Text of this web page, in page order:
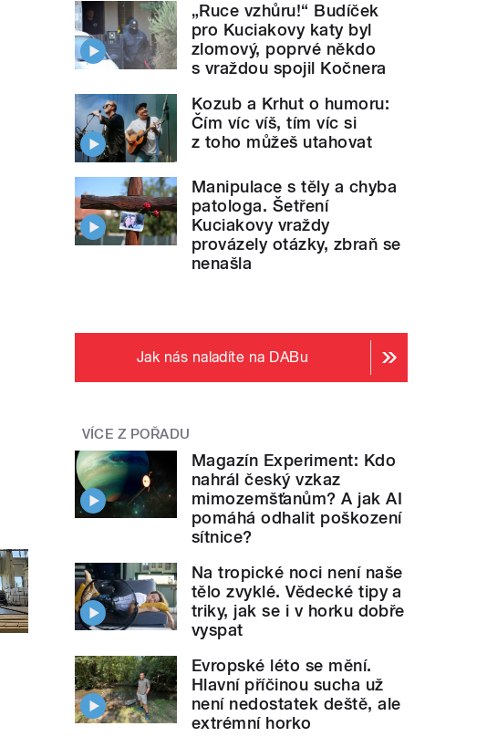
„Ruce vzhůru!“ Budíček
pro Kuciakovy katy byl
zlomový, poprvé někdo
s vraždou spojil Kočnera
Kozub a Krhut o humoru:
Čím víc víš, tím víc si
z toho můžeš utahovat
Manipulace s těly a chyba
patologa. Šetření
Kuciakovy vraždy
provázely otázky, zbraň se
nenašla
Jak nás naladíte na DABu
VÍCE Z POŘADU
Magazín Experiment: Kdo
nahrál český vzkaz
mimozemšťanům? A jak AI
pomáhá odhalit poškození
sítnice?
Na tropické noci není naše
tělo zvyklé. Vědecké tipy a
triky, jak se i v horku dobře
vyspat
Evropské léto se mění.
Hlavní příčinou sucha už
není nedostatek deště, ale
extrémní horko